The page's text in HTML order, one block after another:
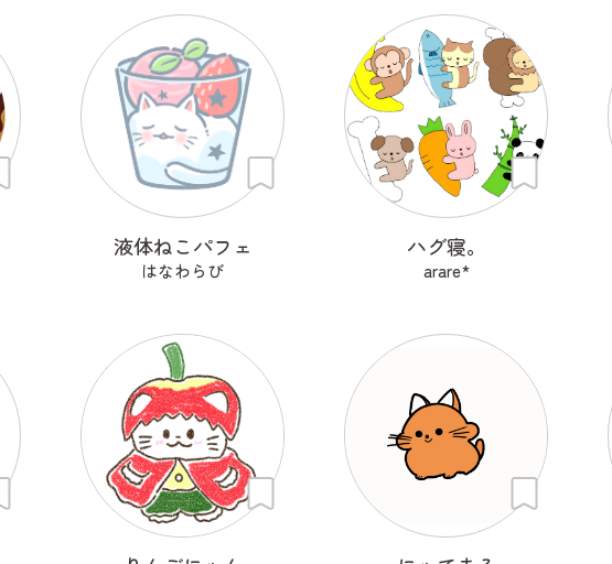
液体ねこパフェ
はなわらび
ハグ寝。
arare*